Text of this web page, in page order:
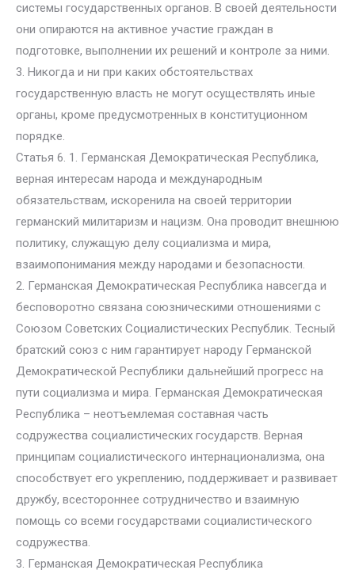
системы государственных органов. В своей деятельности
они опираются на активное участие граждан в
подготовке, выполнении их решений и контроле за ними.
3. Никогда и ни при каких обстоятельствах
государственную власть не могут осуществлять иные
органы, кроме предусмотренных в конституционном
порядке.
Статья 6. 1. Германская Демократическая Республика,
верная интересам народа и международным
обязательствам, искоренила на своей территории
германский милитаризм и нацизм. Она проводит внешнюю
политику, служащую делу социализма и мира,
взаимопонимания между народами и безопасности.
2. Германская Демократическая Республика навсегда и
бесповоротно связана союзническими отношениями с
Союзом Советских Социалистических Республик. Тесный
братский союз с ним гарантирует народу Германской
Демократической Республики дальнейший прогресс на
пути социализма и мира. Германская Демократическая
Республика – неотъемлемая составная часть
содружества социалистических государств. Верная
принципам социалистического интернационализма, она
способствует его укреплению, поддерживает и развивает
дружбу, всестороннее сотрудничество и взаимную
помощь со всеми государствами социалистического
содружества.
3. Германская Демократическая Республика